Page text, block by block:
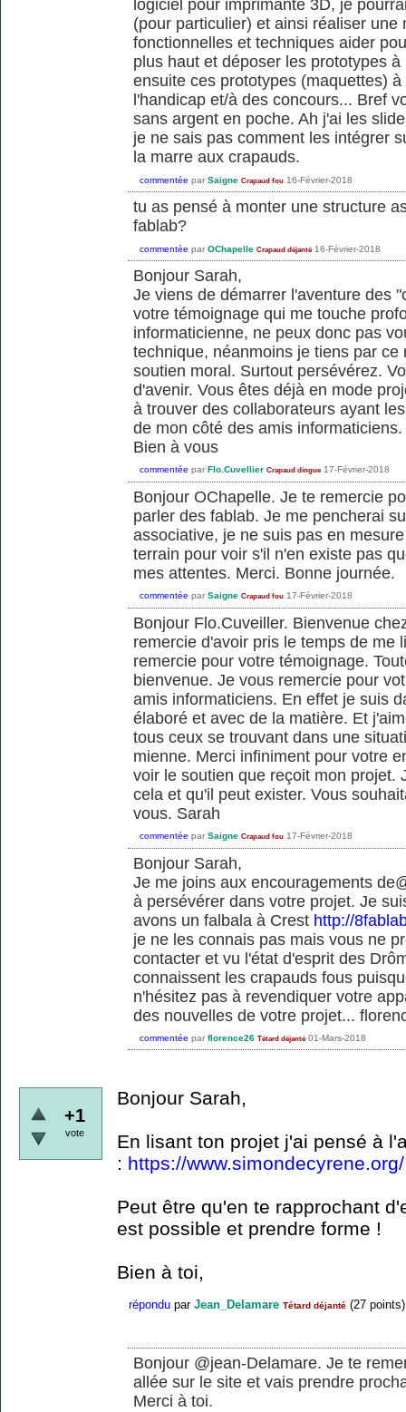
logiciel pour imprimante 3D, je
(pour particulier) et ainsi réaliser
fonctionnelles et techniques aider
plus haut et déposer les prototypes
ensuite ces prototypes (maquettes)
l'handicap et/à des concours... Bref
sans argent en poche. Ah j'ai les
je ne sais pas comment les intégrer
la marre aux crapauds.
commentée par Saigne Crapaud fou 16-Février-2018
tu as pensé à monter une structure
fablab?
commentée par OChapelle Crapaud déjanté 16-Février-2018
Bonjour Sarah,
Je viens de démarrer l'aventure des
votre témoignage qui me touche
informaticienne, ne peux donc pas
technique, néanmoins je tiens par
soutien moral. Surtout persévérez.
d'avenir. Vous êtes déjà en mode
à trouver des collaborateurs ayant
de mon côté des amis
Bien à vous
commentée par Flo.Cuvellier Crapaud dingue 17-Février-2018
Bonjour OChapelle. Je te remercie
parler des fablab. Je me pencherai
associative, je ne suis pas en
terrain pour voir s'il n'en existe pas
mes attentes. Merci. Bonne journée.
commentée par Saigne Crapaud fou 17-Février-2018
Bonjour Flo.Cuveiller. Bienvenue
remercie d'avoir pris le temps de me
remercie pour votre témoignage.
bienvenue. Je vous remercie pour
amis informaticiens. En effet je suis
élaboré et avec de la matière. Et
tous ceux se trouvant dans une
mienne. Merci infiniment pour votre
voir le soutien que reçoit mon projet.
cela et qu'il peut exister. Vous
vous. Sarah
commentée par Saigne Crapaud fou 17-Février-2018
Bonjour Sarah,
Je me joins aux encouragements
à persévérer dans votre projet. Je
avons un falbala à Crest http://
je ne les connais pas mais vous ne
contacter et vu l'état d'esprit des
connaissent les crapauds fous
n'hésitez pas à revendiquer votre
des nouvelles de votre projet...
commentée par florence26 Tétard déjanté 01-Mars-2018
+1
vote
Bonjour Sarah,
En lisant ton projet j'ai pensé à
: https://www.simondecyrene.org/
Peut être qu'en te rapprochant
est possible et prendre forme !
Bien à toi,
répondu par Jean_Delamare Tétard déjanté (27 points)
Bonjour @jean-Delamare. Je te
allée sur le site et vais prendre
Merci à toi.